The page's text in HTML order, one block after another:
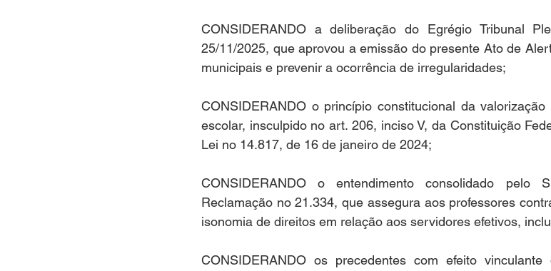
CONSIDERANDO a deliberação do Egrégio Tribunal
25/11/2025, que aprovou a emissão do presente Ato de
municipais e prevenir a ocorrência de irregularidades;
CONSIDERANDO o princípio constitucional da
escolar, insculpido no art. 206, inciso V, da Constituição
Lei no 14.817, de 16 de janeiro de 2024;
CONSIDERANDO o entendimento consolidado pelo
Reclamação no 21.334, que assegura aos professores
isonomia de direitos em relação aos servidores efetivos,
CONSIDERANDO os precedentes com efeito